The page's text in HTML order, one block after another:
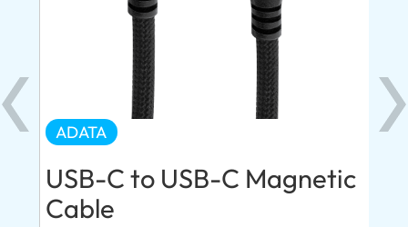
ADATA
USB-C to USB-C Magnetic
Cable